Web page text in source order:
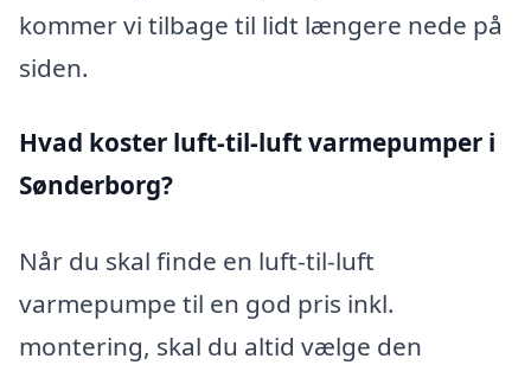
kommer vi tilbage til lidt længere nede på
siden.
Hvad koster luft-til-luft varmepumper i
Sønderborg?
Når du skal finde en luft-til-luft
varmepumpe til en god pris inkl.
montering, skal du altid vælge den